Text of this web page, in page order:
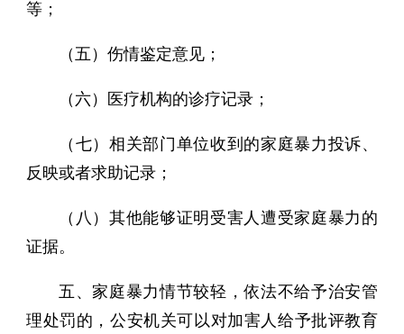
等；
（五）伤情鉴定意见；
（六）医疗机构的诊疗记录；
（七）相关部门单位收到的家庭暴力投诉、
反映或者求助记录；
（八）其他能够证明受害人遭受家庭暴力的
证据。
五、家庭暴力情节较轻，依法不给予治安管
理处罚的，公安机关可以对加害人给予批评教育